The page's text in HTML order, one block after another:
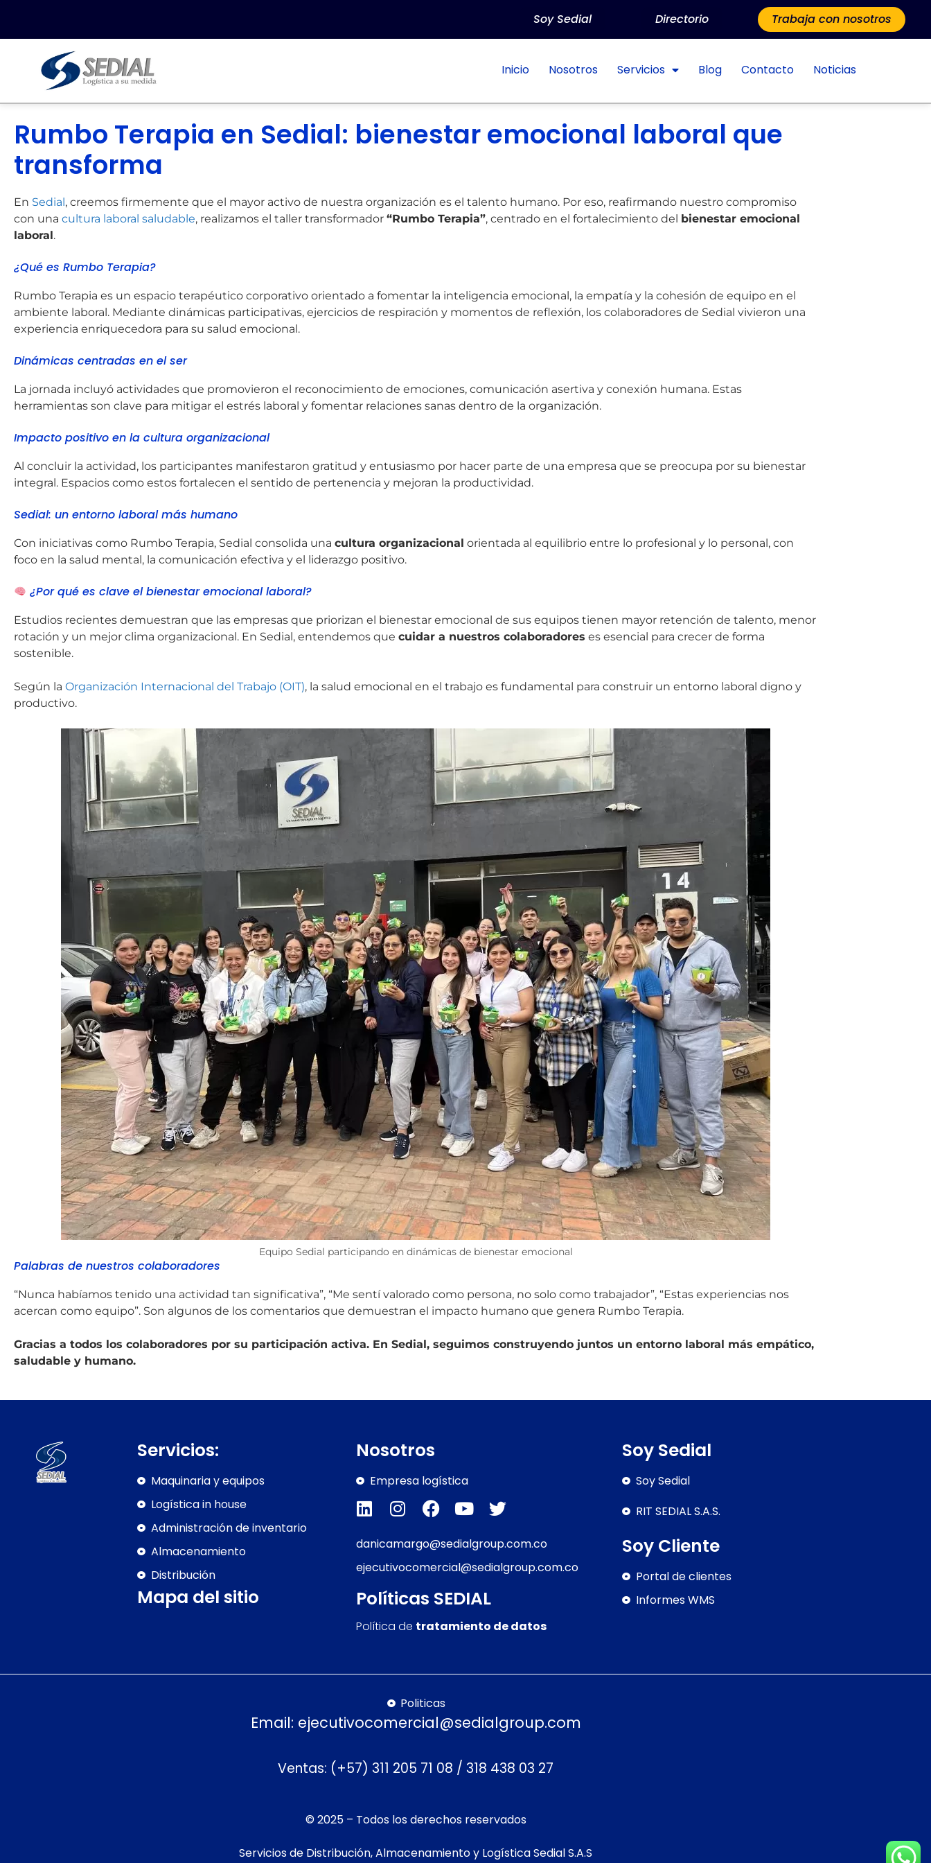
Soy Sedial Directorio Trabaja con nosotros
Inicio Nosotros Servicios Blog Contacto Noticias
Rumbo Terapia en Sedial: bienestar emocional laboral que
transforma
En Sedial, creemos firmemente que el mayor activo de nuestra organización es el talento humano. Por eso, reafirmando nuestro compromiso
con una cultura laboral saludable, realizamos el taller transformador “Rumbo Terapia”, centrado en el fortalecimiento del bienestar emocional
laboral.
¿Qué es Rumbo Terapia?
Rumbo Terapia es un espacio terapéutico corporativo orientado a fomentar la inteligencia emocional, la empatía y la cohesión de equipo en el
ambiente laboral. Mediante dinámicas participativas, ejercicios de respiración y momentos de reflexión, los colaboradores de Sedial vivieron una
experiencia enriquecedora para su salud emocional.
Dinámicas centradas en el ser
La jornada incluyó actividades que promovieron el reconocimiento de emociones, comunicación asertiva y conexión humana. Estas
herramientas son clave para mitigar el estrés laboral y fomentar relaciones sanas dentro de la organización.
Impacto positivo en la cultura organizacional
Al concluir la actividad, los participantes manifestaron gratitud y entusiasmo por hacer parte de una empresa que se preocupa por su bienestar
integral. Espacios como estos fortalecen el sentido de pertenencia y mejoran la productividad.
Sedial: un entorno laboral más humano
Con iniciativas como Rumbo Terapia, Sedial consolida una cultura organizacional orientada al equilibrio entre lo profesional y lo personal, con
foco en la salud mental, la comunicación efectiva y el liderazgo positivo.
¿Por qué es clave el bienestar emocional laboral?
Estudios recientes demuestran que las empresas que priorizan el bienestar emocional de sus equipos tienen mayor retención de talento, menor
rotación y un mejor clima organizacional. En Sedial, entendemos que cuidar a nuestros colaboradores es esencial para crecer de forma
sostenible.
Según la Organización Internacional del Trabajo (OIT), la salud emocional en el trabajo es fundamental para construir un entorno laboral digno y
productivo.
Equipo Sedial participando en dinámicas de bienestar emocional
Palabras de nuestros colaboradores
“Nunca habíamos tenido una actividad tan significativa”, “Me sentí valorado como persona, no solo como trabajador”, “Estas experiencias nos
acercan como equipo”. Son algunos de los comentarios que demuestran el impacto humano que genera Rumbo Terapia.
Gracias a todos los colaboradores por su participación activa. En Sedial, seguimos construyendo juntos un entorno laboral más empático,
saludable y humano.
Servicios:
Maquinaria y equipos
Logística in house
Administración de inventario
Almacenamiento
Distribución
Mapa del sitio
Nosotros
Empresa logística
danicamargo@sedialgroup.com.co
ejecutivocomercial@sedialgroup.com.co
Políticas SEDIAL
Política de tratamiento de datos
Soy Sedial
Soy Sedial
RIT SEDIAL S.A.S.
Soy Cliente
Portal de clientes
Informes WMS
Politicas
Email: ejecutivocomercial@sedialgroup.com
Ventas: (+57) 311 205 71 08 / 318 438 03 27
© 2025 – Todos los derechos reservados
Servicios de Distribución, Almacenamiento y Logística Sedial S.A.S